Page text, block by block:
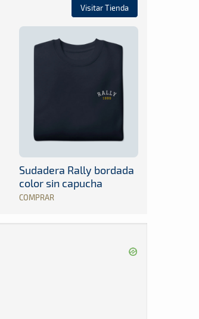
Visitar Tienda
Sudadera Rally bordada
color sin capucha
COMPRAR